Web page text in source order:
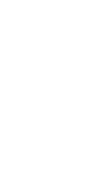
portfolio
of
and for